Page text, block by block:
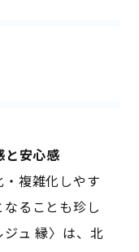
安心感――
複雑化しやす
ることも珍し
ュ 縁〉は、北